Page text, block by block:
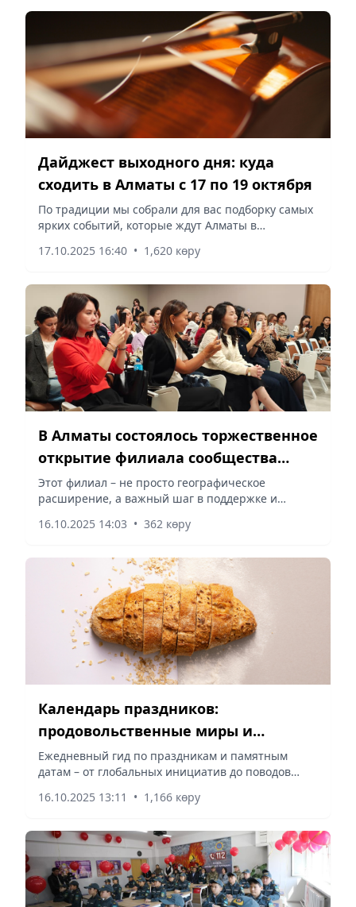
Дайджест выходного дня: куда
сходить в Алматы с 17 по 19 октября
По традиции мы собрали для вас подборку самых
ярких событий, которые ждут Алматы в
17.10.2025 16:40 • 1,620 көру
В Алматы состоялось торжественное
открытие филиала сообщества
женщин-предпринимательниц
UMAI
Этот филиал – не просто географическое
расширение, а важный шаг в поддержке и
всей стране, словно плодородная почва для
16.10.2025 14:03 • 362 көру
Календарь праздников:
продовольственные миры и
здоровье через питание – 16
октября
Ежедневный гид по праздникам и памятным
датам – от глобальных инициатив до поводов
16.10.2025 13:11 • 1,166 көру